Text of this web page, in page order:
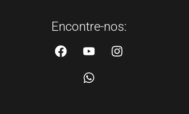
Encontre-nos: